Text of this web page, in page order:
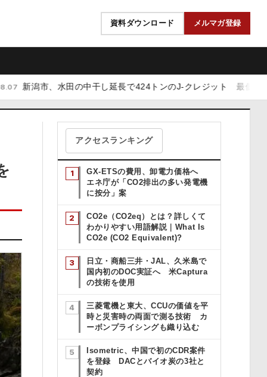
資料ダウンロード メルマガ登録
、水田の中干し延長で424トンのJ-クレジット 最低7,000円で販売
アクセスランキング
GX-ETSの費用、卸電力価格へ
エネ庁が「CO2排出の多い発電機
に按分」案
CO2e（CO2eq）とは？詳しくて
わかりやすい用語解説｜What Is
CO2e (CO2 Equivalent)?
日立・商船三井・JAL、久米島で
国内初のDOC実証へ 米Captura
の技術を使用
三菱電機と東大、CCUの価値を平
時と災害時の両面で測る技術 カ
ーボンプライシングも織り込む
Isometric、中国で初のCDR案件
を登録 DACとバイオ炭の3社と
契約